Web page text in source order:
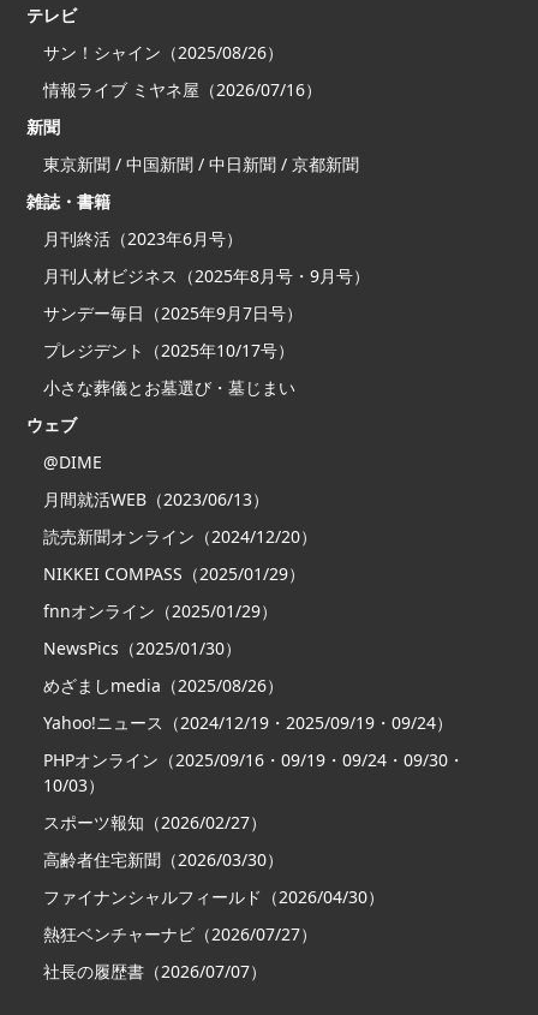
テレビ
サン！シャイン（2025/08/26）
情報ライブ ミヤネ屋（2026/07/16）
新聞
東京新聞 / 中国新聞 / 中日新聞 / 京都新聞
雑誌・書籍
月刊終活（2023年6月号）
月刊人材ビジネス（2025年8月号・9月号）
サンデー毎日（2025年9月7日号）
プレジデント（2025年10/17号）
小さな葬儀とお墓選び・墓じまい
ウェブ
@DIME
月間就活WEB（2023/06/13）
読売新聞オンライン（2024/12/20）
NIKKEI COMPASS（2025/01/29）
fnnオンライン（2025/01/29）
NewsPics（2025/01/30）
めざましmedia（2025/08/26）
Yahoo!ニュース（2024/12/19・2025/09/19・09/24）
PHPオンライン（2025/09/16・09/19・09/24・09/30・
10/03）
スポーツ報知（2026/02/27）
高齢者住宅新聞（2026/03/30）
ファイナンシャルフィールド（2026/04/30）
熱狂ベンチャーナビ（2026/07/27）
社長の履歴書（2026/07/07）